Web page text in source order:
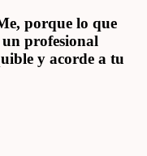
porque lo que
profesional
y acorde a tu